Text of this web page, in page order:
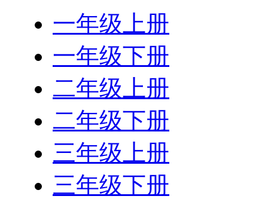
一年级上册
一年级下册
二年级上册
二年级下册
三年级上册
三年级下册